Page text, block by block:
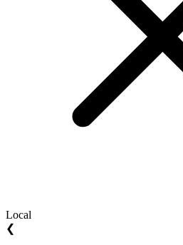
Local
❮